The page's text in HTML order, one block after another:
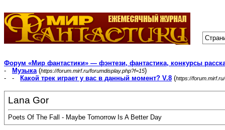
Форум «Мир фантастики» — фэнтези, фантастика, конкурсы
-
Музыка(https://forum.mirf.ru/forumdisplay.php?f=15)
- -
Какой трек играет у вас в данный момент? V.8 (https://
Lana Gor
Poets Of The Fall - Maybe Tomorrow Is A Better Day